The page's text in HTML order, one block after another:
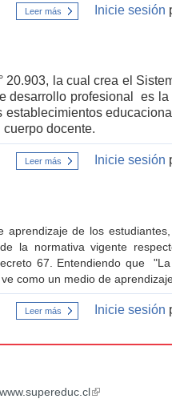
Leer más sobre
Desarrollo
Profesional
Docente.
Inicie sesión
la cual crea el
desarrollo profesional es
docente.
Leer más sobre
Inicie sesión
de los
la normativa vigente
67. Entendiendo que
como un medio de
Leer más sobre
Inicie sesión
www.supereduc.cl(link